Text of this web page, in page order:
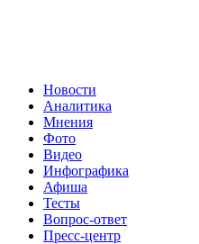
Новости
Аналитика
Мнения
Фото
Видео
Инфографика
Афиша
Тесты
Вопрос-ответ
Пресс-центр